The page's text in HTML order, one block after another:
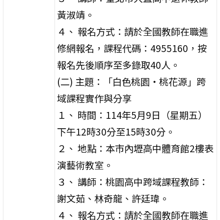
黃淑靖。
４、 報名方式：請於全國教師在職進
修網報名，課程代碼：4955160，按
報名先後順序至多錄取40人。
(二) 主題：「白色桃園‧桃花源」跨
域課程實作與分享
１、 時間：114年5月9日（星期五）
下午12時30分至15時30分。
２、 地點：本市內壢高中體育館2樓表
演藝術教室。
３、 講師：桃園高中跨域課程教師：
謝文茹、林奇龍、許廷瑋。
４、 報名方式：請於全國教師在職進